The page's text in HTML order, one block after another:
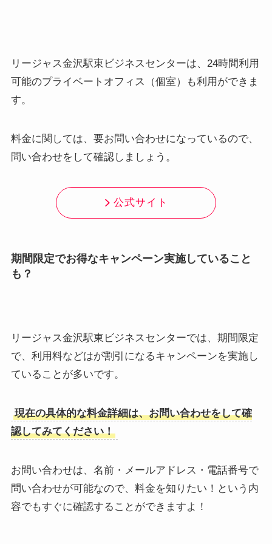
リージャス金沢駅東ビジネスセンターは、24時間利用
可能のプライベートオフィス（個室）も利用ができま
す。
料金に関しては、要お問い合わせになっているので、
問い合わせをして確認しましょう。
公式サイト
期間限定でお得なキャンペーン実施していること
も？
リージャス金沢駅東ビジネスセンターでは、期間限定
で、利用料などはが割引になるキャンペーンを実施し
ていることが多いです。
現在の具体的な料金詳細は、お問い合わせをして確
認してみてください！
お問い合わせは、名前・メールアドレス・電話番号で
問い合わせが可能なので、料金を知りたい！という内
容でもすぐに確認することができますよ！